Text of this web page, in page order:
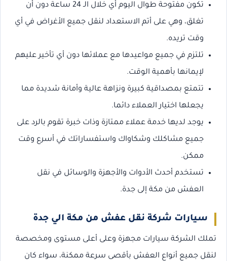
تكون مفتوحة طوال اليوم أي خلال الـ 24 ساعة دون أن
تغلق، وهي على أتم الاستعداد لنقل جميع الأغراض في أي
وقت تريده.
تلتزم في جميع مواعيدها مع عملائها دون أي تأخير عليهم
لإيمانها بأهمية الوقت.
تتمتع بمصداقية كبيرة ونزاهة عالية وأمانة شديدة مما
يجعلها اختيار العملاء دائما.
يوجد لديها خدمة عملاء ممتازة وذات خبرة تقوم بالرد على
جميع مشاكلك وشكاواك واستفساراتك في أسرع وقت
ممكن.
تستخدم أحدث الأدوات والأجهزة والوسائل في نقل
العفش من مكة إلى جدة.
سيارات شركة نقل عفش من مكة الي جدة
تملك الشركة سيارات مجهزة وعلى أعلى مستوى ومخصصة
لنقل جميع أنواع العفش بأقصى سرعة ممكنة، سواء كان